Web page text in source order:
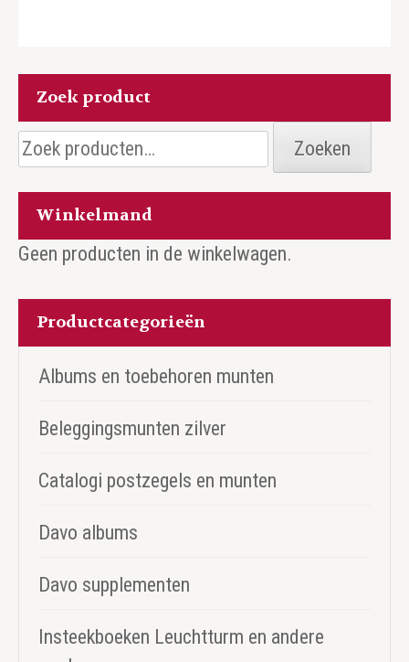
Zoek product
Zoeken
naar:
Zoeken
Winkelmand
Geen producten in de winkelwagen.
Productcategorieën
Albums en toebehoren munten
Beleggingsmunten zilver
Catalogi postzegels en munten
Davo albums
Davo supplementen
Insteekboeken Leuchtturm en andere